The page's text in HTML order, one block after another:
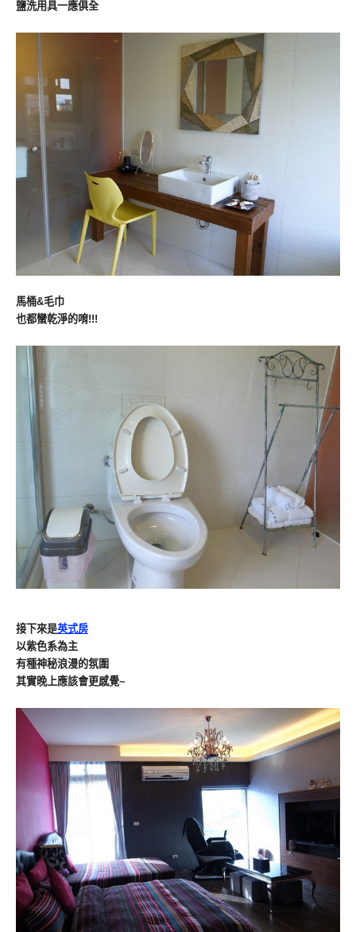
鹽洗用具一應俱全
馬桶&毛巾
也都蠻乾淨的唷!!!
接下來是英式房
以紫色系為主
有種神秘浪漫的氛圍
其實晚上應該會更感覺~